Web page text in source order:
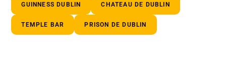
GUINNESS DUBLIN CHATEAU DE DUBLIN
TEMPLE BAR PRISON DE DUBLIN